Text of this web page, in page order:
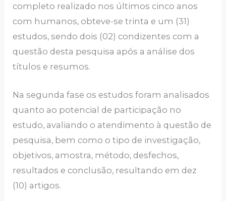
completo realizado nos últimos cinco anos
com humanos, obteve-se trinta e um (31)
estudos, sendo dois (02) condizentes com a
questão desta pesquisa após a análise dos
títulos e resumos.
Na segunda fase os estudos foram analisados
quanto ao potencial de participação no
estudo, avaliando o atendimento à questão de
pesquisa, bem como o tipo de investigação,
objetivos, amostra, método, desfechos,
resultados e conclusão, resultando em dez
(10) artigos.